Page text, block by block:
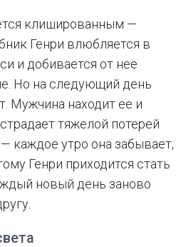
клишированным —
Генри влюбляется в
и добивается от нее
Но на следующий день
Мужчина находит ее и
тяжелой потерей
каждое утро она забывает,
Генри приходится стать
новый день заново